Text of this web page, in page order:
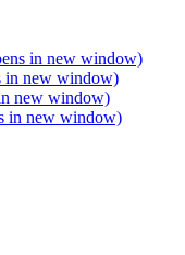
in new window)
in new window)
new window)
in new window)